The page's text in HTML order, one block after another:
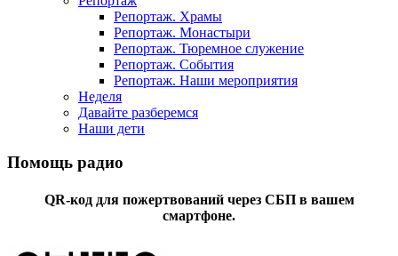
Репортаж. Храмы
Репортаж. Монастыри
Репортаж. Тюремное служение
Репортаж. События
Репортаж. Наши мероприятия
Неделя
Давайте разберемся
Наши дети
Помощь радио
QR-код для пожертвований через СБП в вашем
смартфоне.